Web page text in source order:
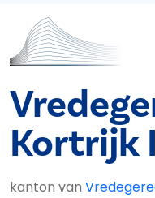
Kortrijk
kanton van